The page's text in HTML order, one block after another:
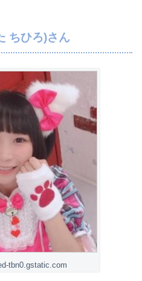
ちひろ)さん
tbn0.gstatic.com